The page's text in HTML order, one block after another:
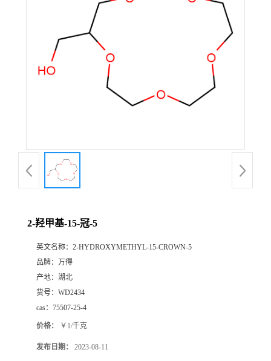
2-羟甲基-15-冠-5
英文名称： 2-HYDROXYMETHYL-15-CROWN-5
品牌： 万得
产地： 湖北
货号： WD2434
cas： 75507-25-4
价格： ￥1/千克
发布日期： 2023-08-11